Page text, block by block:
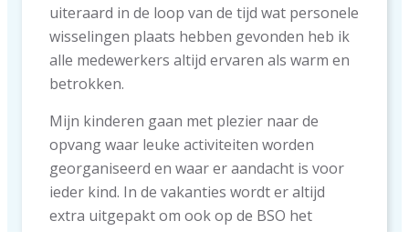
uiteraard in de loop van de tijd wat personele
wisselingen plaats hebben gevonden heb ik
alle medewerkers altijd ervaren als warm en
betrokken.
Mijn kinderen gaan met plezier naar de
opvang waar leuke activiteiten worden
georganiseerd en waar er aandacht is voor
ieder kind. In de vakanties wordt er altijd
extra uitgepakt om ook op de BSO het